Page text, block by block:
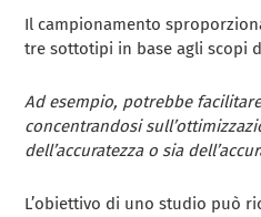
Il campionamento
tre sottotipi in base agli scopi
Ad esempio, potrebbe
concentrandosi
dell’accuratezza o sia
L’obiettivo di uno studio può